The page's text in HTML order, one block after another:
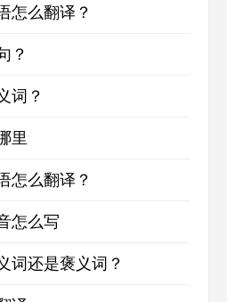
怎么翻译？
？
词？
里
怎么翻译？
怎么写
词还是褒义词？